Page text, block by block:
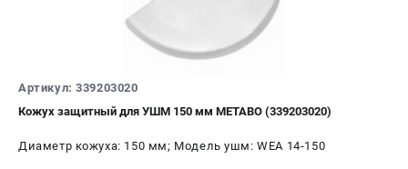
Артикул: 339203020
Кожух защитный для УШМ 150 мм METABO (339203020)
Диаметр кожуха: 150 мм; Модель ушм: WEA 14-150